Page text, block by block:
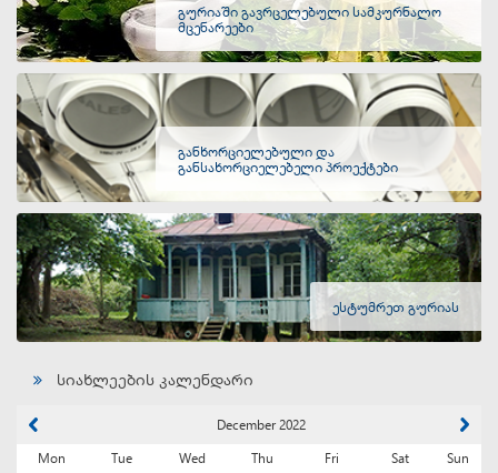
გურიაში გავრცელებული სამკურნალო
მცენარეები
განხორციელებული და
განსახორციელებელი პროექტები
ესტუმრეთ გურიას
სიახლეების კალენდარი
December 2022
Mon
Tue Wed Thu Fri Sat
Sun